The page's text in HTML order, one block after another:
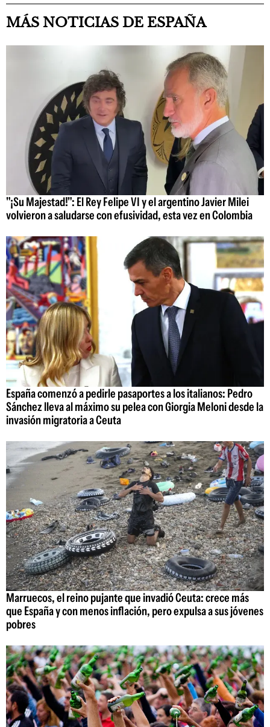
MÁS NOTICIAS DE ESPAÑA
"¡Su Majestad!": El Rey Felipe VI y el argentino Javier Milei
volvieron a saludarse con efusividad, esta vez en Colombia
España comenzó a pedirle pasaportes a los italianos: Pedro
Sánchez lleva al máximo su pelea con Giorgia Meloni desde la
invasión migratoria a Ceuta
Marruecos, el reino pujante que invadió Ceuta: crece más
que España y con menos inflación, pero expulsa a sus jóvenes
pobres